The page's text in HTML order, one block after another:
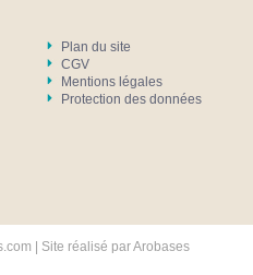
Plan du site
CGV
Mentions légales
Protection des données
| Site réalisé parArobases